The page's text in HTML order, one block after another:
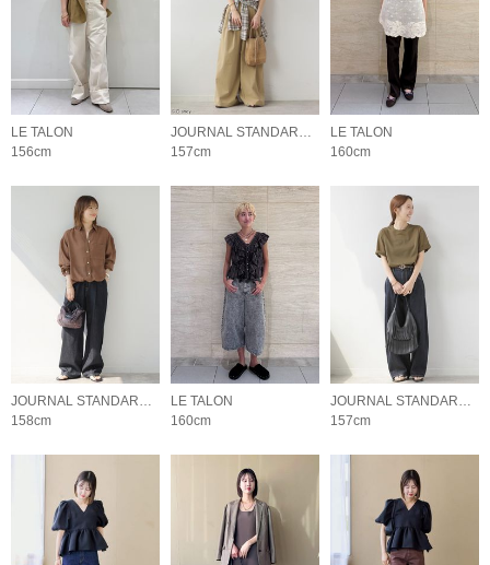
LE TALON
156cm
JOURNAL STANDARD relume LADYS
157cm
LE TALON
160cm
JOURNAL STANDARD relume LADYS
158cm
LE TALON
160cm
JOURNAL STANDARD relume LADYS
157cm